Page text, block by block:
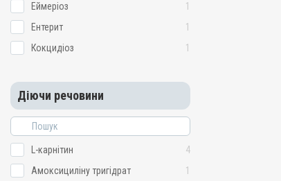
Еймеріоз
1
Ентерит
1
Кокцидіоз
1
Діючи речовини
L-карнітин
4
Амоксициліну тригідрат
1